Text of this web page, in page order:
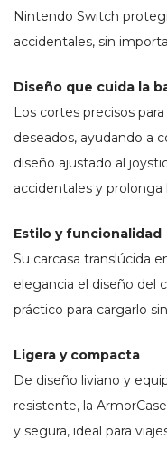
Nintendo Switch
accidentales, sin
Diseño que cuida la
Los cortes precisos
deseados, ayudando a
diseño ajustado al
accidentales y
Estilo y funcionalidad
Su carcasa translúcida
elegancia el diseño del
práctico para cargarlo
Ligera y compacta
De diseño liviano y
resistente, la
y segura, ideal para